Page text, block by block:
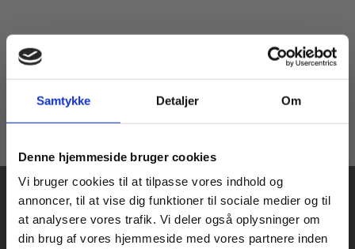
Samtykke Detaljer Om
Denne hjemmeside bruger cookies
Vi bruger cookies til at tilpasse vores indhold og
annoncer, til at vise dig funktioner til sociale medier og til
at analysere vores trafik. Vi deler også oplysninger om
din brug af vores hjemmeside med vores partnere inden
Fra
109,00 KR.
Køb læremidler og find masterclasses mm.
Fortsæt som: